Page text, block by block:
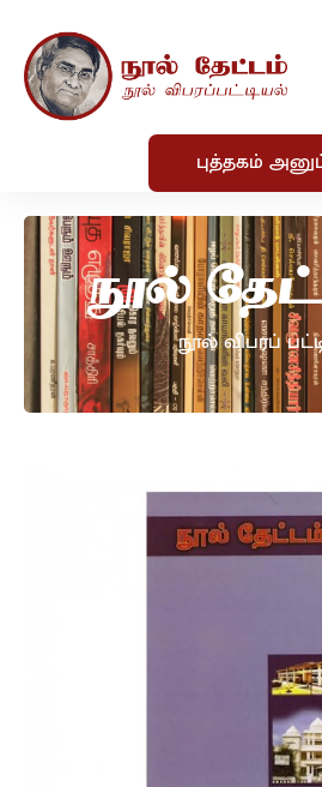
புத்தகம்
நூல்
நூல் விபரப்